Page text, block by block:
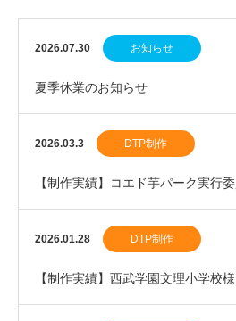
2026.07.30 お知らせ
夏季休業のお知らせ
2026.03.3 DTP制作
【制作実績】コエド芋パーク実行
ルスタンド」を制作しました。
2026.01.28 DTP制作
【制作実績】西武学園文理小学校